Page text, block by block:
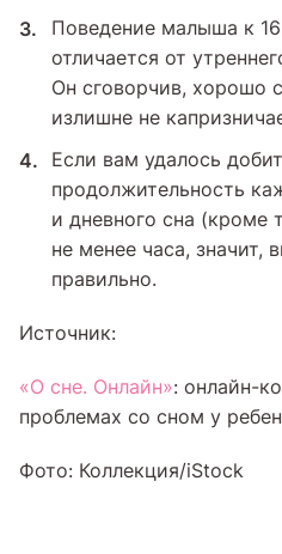
Поведение малыша к
отличается от
Он сговорчив, хорошо
излишне не
Если вам удалось
продолжительность
и дневного сна (кроме
не менее часа, значит,
правильно.
Источник:
«О сне. Онлайн»: онлайн-
проблемах со сном у
Фото: Коллекция/iStock